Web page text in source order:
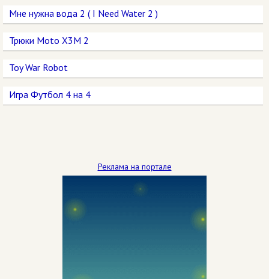
Мне нужна вода 2 ( I Need Water 2 )
Трюки Moto X3M 2
Toy War Robot
Игра Футбол 4 на 4
Реклама на портале